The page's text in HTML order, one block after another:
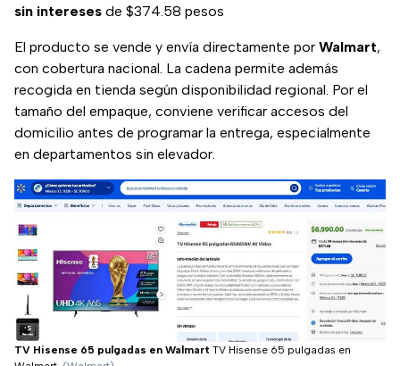
sin intereses de $374.58 pesos
El producto se vende y envía directamente por Walmart,
con cobertura nacional. La cadena permite además
recogida en tienda según disponibilidad regional. Por el
tamaño del empaque, conviene verificar accesos del
domicilio antes de programar la entrega, especialmente
en departamentos sin elevador.
TV Hisense 65 pulgadas en Walmart TV Hisense 65 pulgadas en